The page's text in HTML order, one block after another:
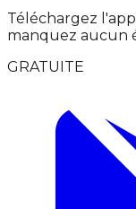
Téléchargez
manquez aucun
GRATUITE